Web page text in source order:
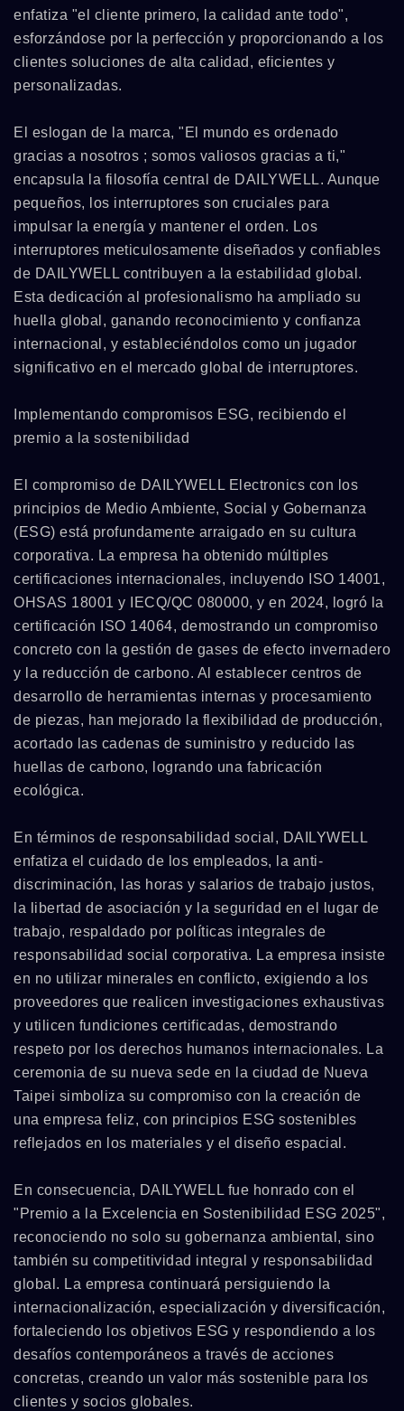
enfatiza "el cliente primero, la calidad ante todo",
esforzándose por la perfección y proporcionando a los
clientes soluciones de alta calidad, eficientes y
personalizadas.
El eslogan de la marca, "El mundo es ordenado
gracias a nosotros ; somos valiosos gracias a ti,"
encapsula la filosofía central de DAILYWELL. Aunque
pequeños, los interruptores son cruciales para
impulsar la energía y mantener el orden. Los
interruptores meticulosamente diseñados y confiables
de DAILYWELL contribuyen a la estabilidad global.
Esta dedicación al profesionalismo ha ampliado su
huella global, ganando reconocimiento y confianza
internacional, y estableciéndolos como un jugador
significativo en el mercado global de interruptores.
Implementando compromisos ESG, recibiendo el
premio a la sostenibilidad
El compromiso de DAILYWELL Electronics con los
principios de Medio Ambiente, Social y Gobernanza
(ESG) está profundamente arraigado en su cultura
corporativa. La empresa ha obtenido múltiples
certificaciones internacionales, incluyendo ISO 14001,
OHSAS 18001 y IECQ/QC 080000, y en 2024, logró la
certificación ISO 14064, demostrando un compromiso
concreto con la gestión de gases de efecto invernadero
y la reducción de carbono. Al establecer centros de
desarrollo de herramientas internas y procesamiento
de piezas, han mejorado la flexibilidad de producción,
acortado las cadenas de suministro y reducido las
huellas de carbono, logrando una fabricación
ecológica.
En términos de responsabilidad social, DAILYWELL
enfatiza el cuidado de los empleados, la anti-
discriminación, las horas y salarios de trabajo justos,
la libertad de asociación y la seguridad en el lugar de
trabajo, respaldado por políticas integrales de
responsabilidad social corporativa. La empresa insiste
en no utilizar minerales en conflicto, exigiendo a los
proveedores que realicen investigaciones exhaustivas
y utilicen fundiciones certificadas, demostrando
respeto por los derechos humanos internacionales. La
ceremonia de su nueva sede en la ciudad de Nueva
Taipei simboliza su compromiso con la creación de
una empresa feliz, con principios ESG sostenibles
reflejados en los materiales y el diseño espacial.
En consecuencia, DAILYWELL fue honrado con el
"Premio a la Excelencia en Sostenibilidad ESG 2025",
reconociendo no solo su gobernanza ambiental, sino
también su competitividad integral y responsabilidad
global. La empresa continuará persiguiendo la
internacionalización, especialización y diversificación,
fortaleciendo los objetivos ESG y respondiendo a los
desafíos contemporáneos a través de acciones
concretas, creando un valor más sostenible para los
clientes y socios globales.